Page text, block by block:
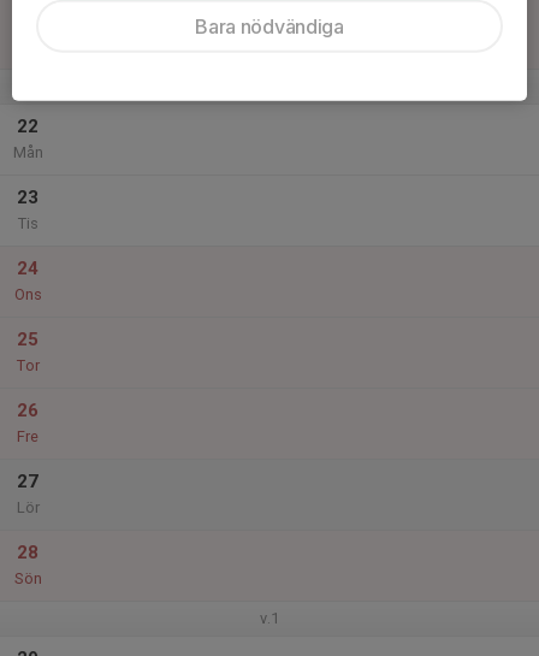
22
Mån
23
Tis
24
Ons
25
Tor
26
Fre
27
Lör
28
Sön
v.1
Bara nödvändiga